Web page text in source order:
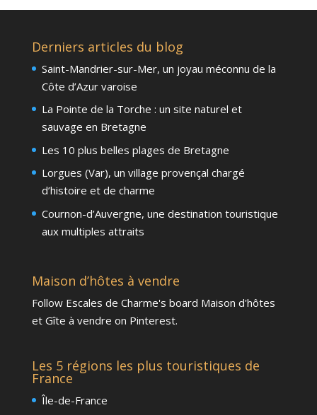
Derniers articles du blog
Saint-Mandrier-sur-Mer, un joyau méconnu de la
Côte d’Azur varoise
La Pointe de la Torche : un site naturel et
sauvage en Bretagne
Les 10 plus belles plages de Bretagne
Lorgues (Var), un village provençal chargé
d’histoire et de charme
Cournon-d’Auvergne, une destination touristique
aux multiples attraits
Maison d’hôtes à vendre
Follow Escales de Charme's board Maison d'hôtes
et Gîte à vendre on Pinterest.
Les 5 régions les plus touristiques de
France
Île-de-France